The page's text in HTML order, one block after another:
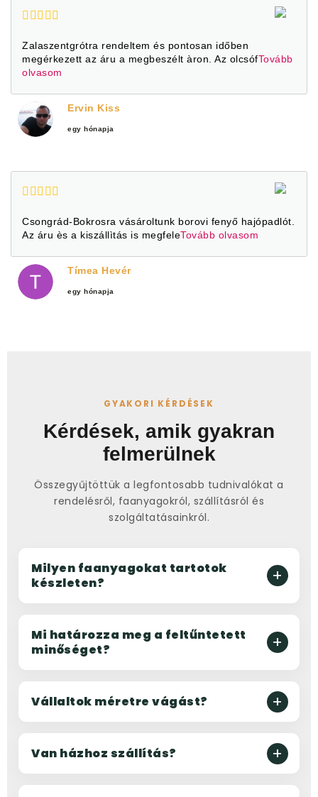
Zalaszentgrótra rendeltem és pontosan időben
megérkezett az áru a megbeszélt àron. Az olcsófTovább
olvasom
Ervin Kiss
egy hónapja
Csongrád-Bokrosra vásároltunk borovi fenyő hajópadlót.
Az áru ès a kiszállìtás is megfeleTovább olvasom
Tímea Hevér
egy hónapja
GYAKORI KÉRDÉSEK
Kérdések, amik gyakran
felmerülnek
Összegyűjtöttük a legfontosabb tudnivalókat a
rendelésről, faanyagokról, szállításról és
szolgáltatásainkról.
Milyen faanyagokat tartotok
készleten?
Mi határozza meg a feltűntetett
minőséget?
Vállaltok méretre vágást?
Van házhoz szállítás?